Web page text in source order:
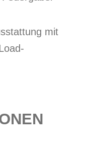
mit